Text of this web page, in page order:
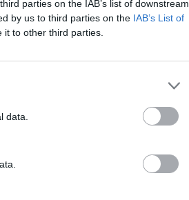
parties on the IAB’s list of downstream
by us to third parties on the IAB’s List of
to other third parties.
data.
προαύλιο
στην
ως τις